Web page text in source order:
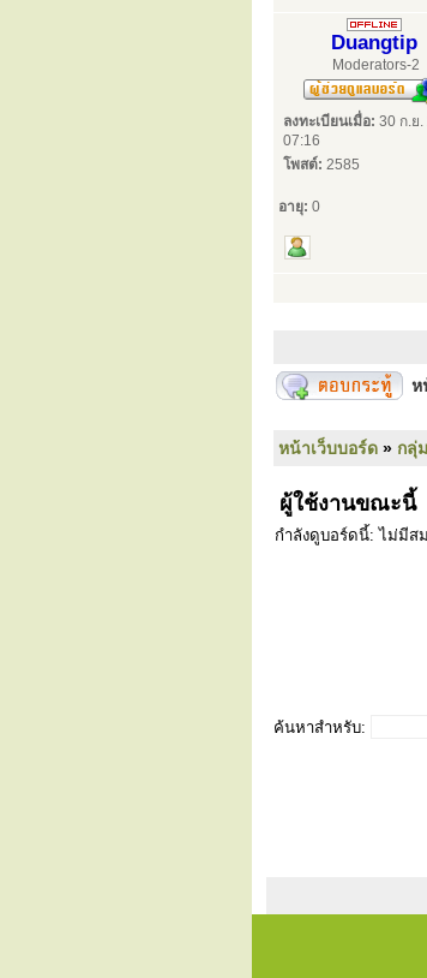
Duangtip
Moderators-2
ลงทะเบียนเมื่อ: 30 ก.ย.
07:16
โพสต์: 2585
อายุ: 0
ห
หน้าเว็บบอร์ด » กลุ่
ผู้ใช้งานขณะนี้
กำลังดูบอร์ดนี้: ไม่มีส
ค้นหาสำหรับ: